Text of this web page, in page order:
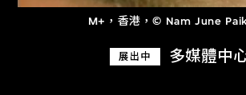
M+，香港，© Nam June
展出中 多媒體中
探索世界頂級的二十及二十